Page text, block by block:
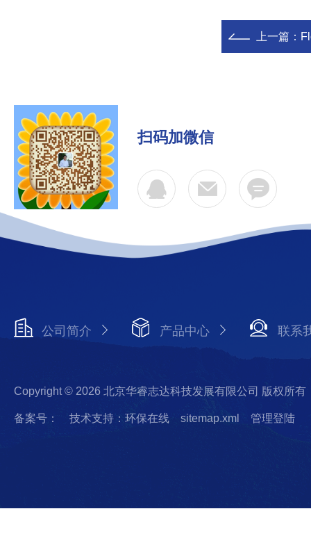
上一篇：
扫码加微信
公司简介 产品中心 联系
Copyright © 2026 北京华睿志达科技发展有限公司 版权所有
备案号： 技术支持：环保在线 sitemap.xml 管理登陆